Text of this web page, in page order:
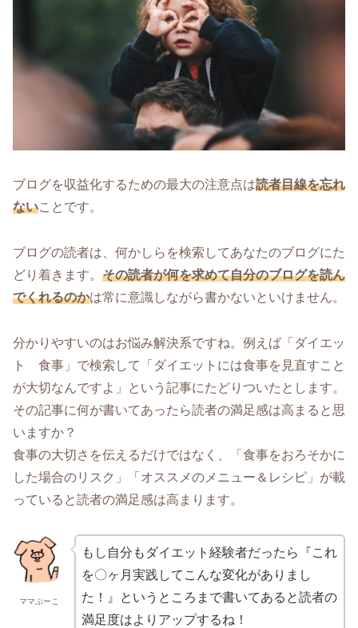
ブログを収益化するための最大の注意点は読者目線を忘れ
ないことです。
ブログの読者は、何かしらを検索してあなたのブログにた
どり着きます。 その読者が何を求めて自分のブログを読ん
でくれるのかは常に意識しながら書かないといけません。
分かりやすいのはお悩み解決系ですね。例えば「ダイエッ
ト 食事」で検索して「ダイエットには食事を見直すこと
が大切なんですよ」という記事にたどりついたとします。
その記事に何が書いてあったら読者の満足感は高まると思
いますか？
食事の大切さを伝えるだけではなく、「食事をおろそかに
した場合のリスク」「オススメのメニュー＆レシピ」が載
っていると読者の満足感は高まります。
ママぶーこ
もし自分もダイエット経験者だったら『これ
を〇ヶ月実践してこんな変化がありまし
た！』というところまで書いてあると読者の
満足度はよりアップするね！